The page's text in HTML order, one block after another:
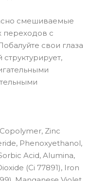
смешиваемые
переходов с
свои глаза
Zinc
Phenoxyethanol,
Acid, Alumina,
(Ci 77891), Iron